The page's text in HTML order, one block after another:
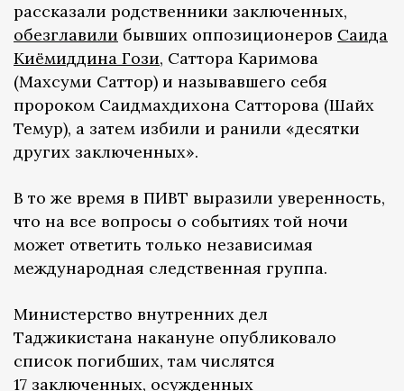
рассказали родственники заключенных,
обезглавили бывших оппозиционеров Саида
Киёмиддина Гози, Саттора Каримова
(Махсуми Саттор) и называвшего себя
пророком Саидмахдихона Сатторова (Шайх
Темур), а затем избили и ранили «десятки
других заключенных».
В то же время в ПИВТ выразили уверенность,
что на все вопросы о событиях той ночи
может ответить только независимая
международная следственная группа.
Министерство внутренних дел
Таджикистана накануне опубликовало
список погибших, там числятся
17 заключенных, осужденных